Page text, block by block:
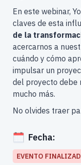
En este webinar,
claves de esta
de la
acercarnos a
cuándo y cómo
impulsar un
del proyecto debe
mucho más.
No olvides traer
Fecha:
EVENTO